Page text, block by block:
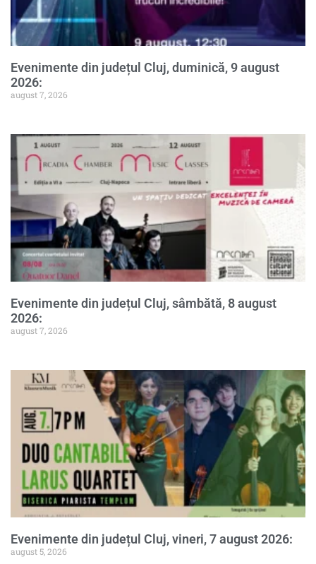
Evenimente din județul Cluj, duminică, 9 august
2026:
august 7, 2026
Evenimente din județul Cluj, sâmbătă, 8 august
2026:
august 7, 2026
Evenimente din județul Cluj, vineri, 7 august 2026:
august 5, 2026